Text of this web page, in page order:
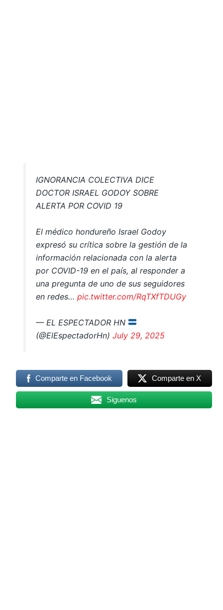
IGNORANCIA COLECTIVA DICE
DOCTOR ISRAEL GODOY SOBRE
ALERTA POR COVID 19
El médico hondureño Israel Godoy
expresó su crítica sobre la gestión de la
información relacionada con la alerta
por COVID-19 en el país, al responder a
una pregunta de uno de sus seguidores
en redes… pic.twitter.com/RqTXfTDUGy
— EL ESPECTADOR HN
(@ElEspectadorHn) July 29, 2025
Comparte en Facebook Comparte en X
Siguenos